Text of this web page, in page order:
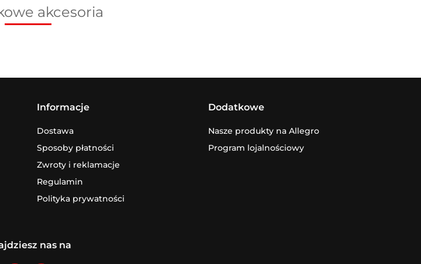
akcesoria
Informacje
Dostawa
Sposoby płatności
Zwroty i reklamacje
Regulamin
Polityka prywatności
Dodatkowe
Nasze produkty na Allegro
Program lojalnościowy
nas na